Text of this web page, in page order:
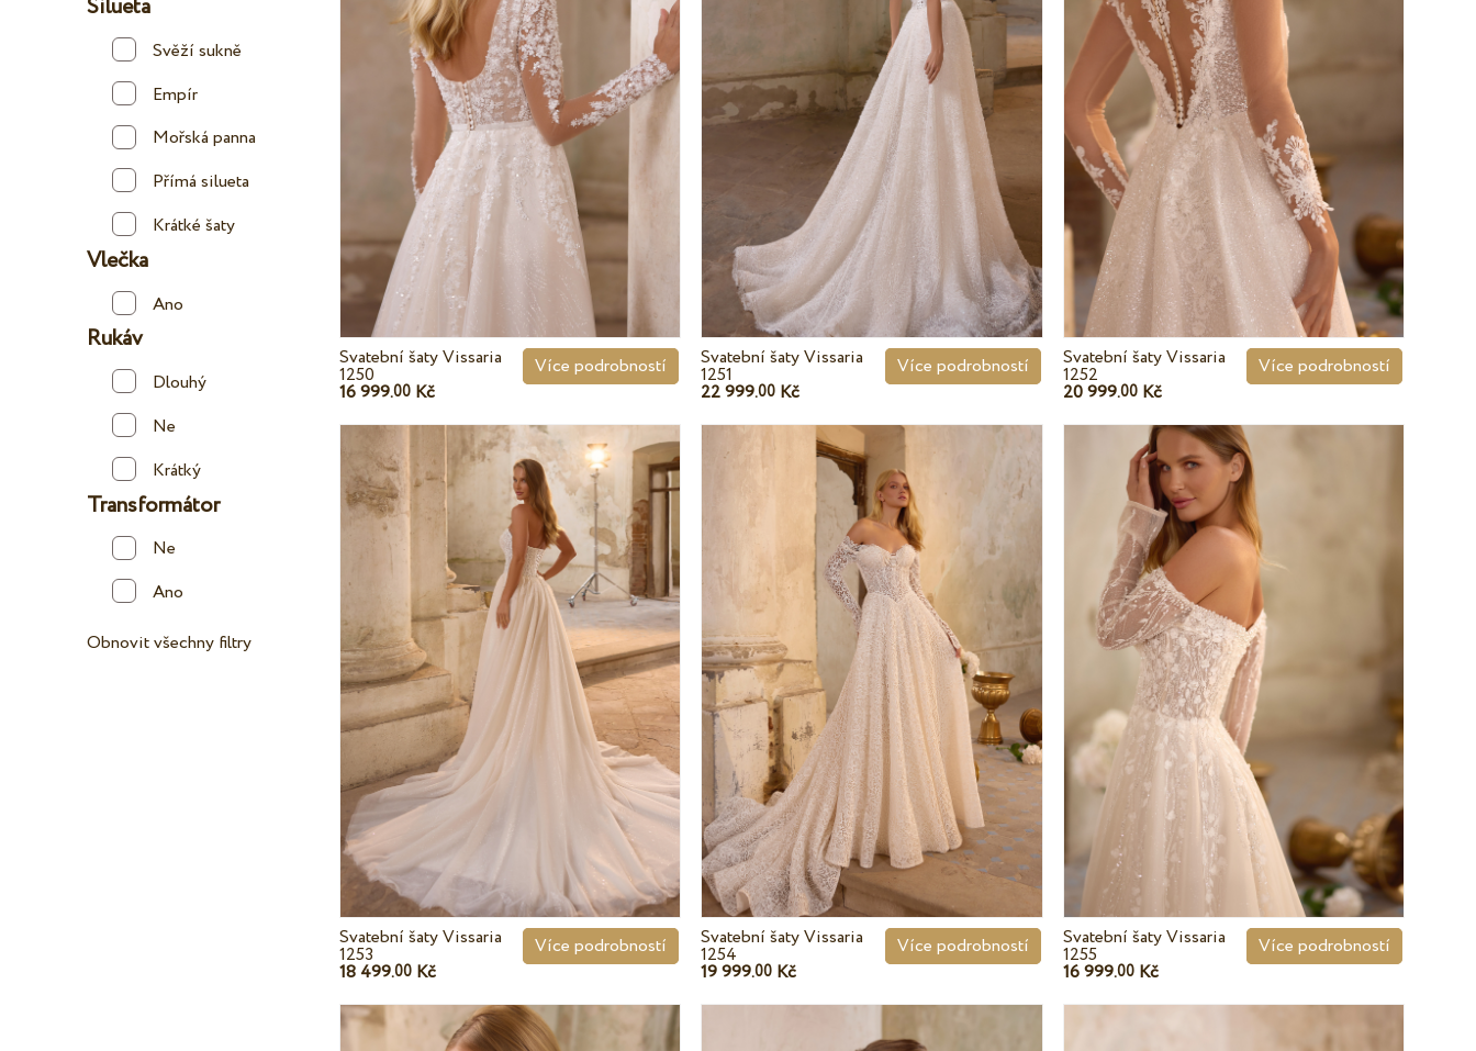
Silueta
Svěží sukně
Empír
Mořská panna
Přímá silueta
Krátké šaty
Vlečka
Ano
Rukáv
Dlouhý
Ne
Krátký
Transformátor
Ne
Ano
Obnovit všechny filtry
Svatební šaty Vissaria
1250
16 999.00 Kč
Více podrobností Svatební šaty Vissaria
1251
22 999.00 Kč
Více podrobností Svatební šaty Vissaria
1252
20 999.00Kč
Více podrobností
Svatební šaty Vissaria
1253
18 499.00 Kč
Více podrobností Svatební šaty Vissaria
1254
19 999.00 Kč
Více podrobností Svatební šaty Vissaria
1255
16 999.00Kč
Více podrobností